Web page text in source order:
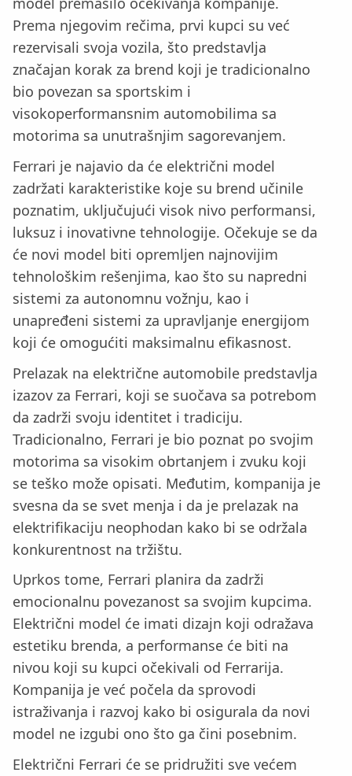
Prema njegovim rečima, prvi kupci su već
rezervisali svoja vozila, što predstavlja
značajan korak za brend koji je tradicionalno
bio povezan sa sportskim i
visokoperformansnim automobilima sa
motorima sa unutrašnjim sagorevanjem.
Ferrari je najavio da će električni model
zadržati karakteristike koje su brend učinile
poznatim, uključujući visok nivo performansi,
luksuz i inovativne tehnologije. Očekuje se da
će novi model biti opremljen najnovijim
tehnološkim rešenjima, kao što su napredni
sistemi za autonomnu vožnju, kao i
unapređeni sistemi za upravljanje energijom
koji će omogućiti maksimalnu efikasnost.
Prelazak na električne automobile predstavlja
izazov za Ferrari, koji se suočava sa potrebom
da zadrži svoju identitet i tradiciju.
Tradicionalno, Ferrari je bio poznat po svojim
motorima sa visokim obrtanjem i zvuku koji
se teško može opisati. Međutim, kompanija je
svesna da se svet menja i da je prelazak na
elektrifikaciju neophodan kako bi se održala
konkurentnost na tržištu.
Uprkos tome, Ferrari planira da zadrži
emocionalnu povezanost sa svojim kupcima.
Električni model će imati dizajn koji odražava
estetiku brenda, a performanse će biti na
nivou koji su kupci očekivali od Ferrarija.
Kompanija je već počela da sprovodi
istraživanja i razvoj kako bi osigurala da novi
model ne izgubi ono što ga čini posebnim.
Električni Ferrari će se pridružiti sve većem